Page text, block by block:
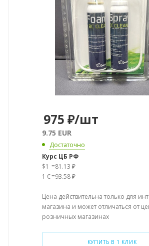
975 ₽/шт
9.75 EUR
Достаточно
Курс ЦБ РФ
$1 =81.13 ₽
1 €=93.58 ₽
Цена действительна только для
магазина и может отличаться от
розничных магазинах
КУПИТЬ В 1 КЛИК